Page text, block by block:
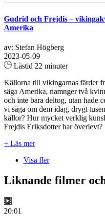
Gudrid och Frejdis –
Amerika
av: Stefan Högberg
2023-05-09
Lästid 22 minuter
Källorna till vikingarnas färder
säga Amerika, namnger två
och inte bara deltog, utan hade
vi säga om dem idag, drygt
källor? Hur mycket verklig
Frejdis Eriksdotter har överlevt?
+ Läs mer
Visa fler
Liknande filmer
20:01